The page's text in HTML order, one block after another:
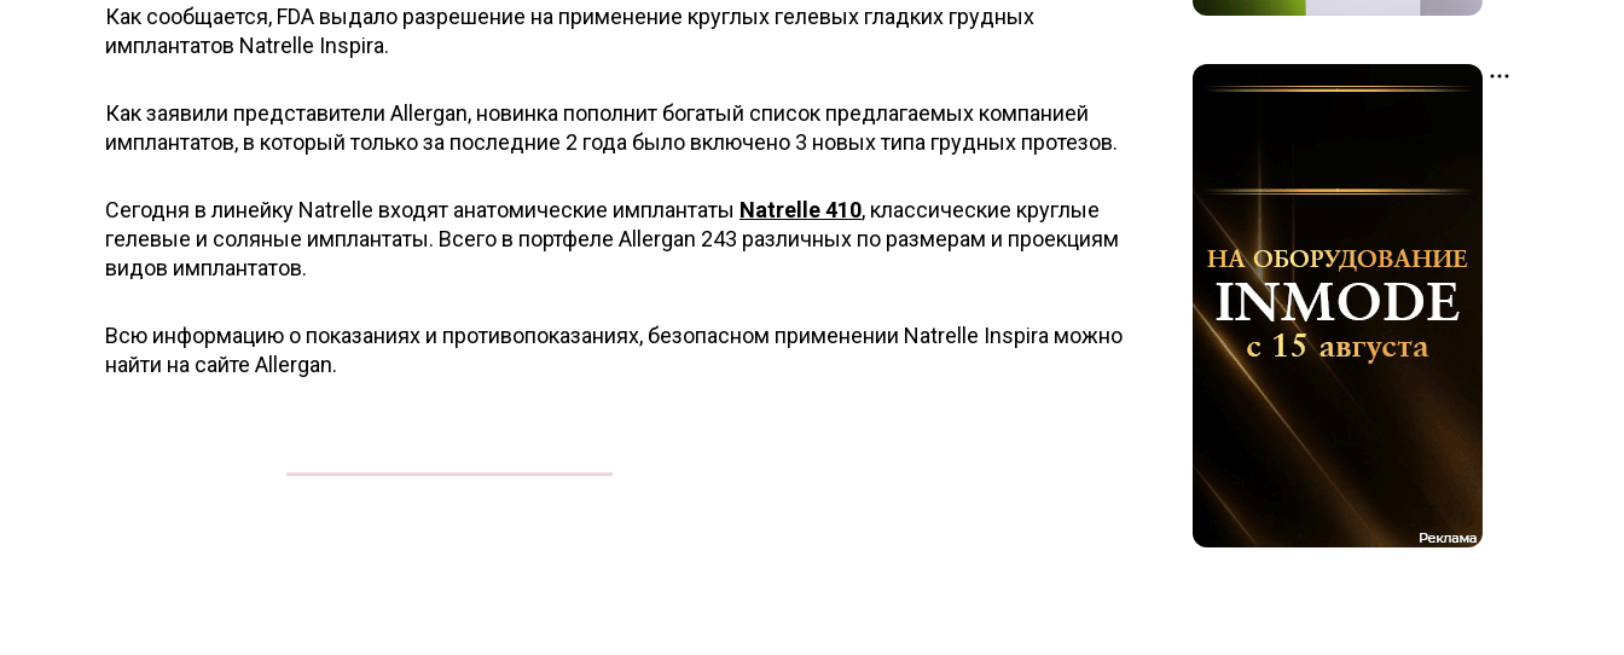
Как сообщается, FDA выдало разрешение на применение круглых гелевых гладких грудных
имплантатов Natrelle Inspira.
Как заявили представители Allergan, новинка пополнит богатый список предлагаемых компанией
имплантатов, в который только за последние 2 года было включено 3 новых типа грудных протезов.
Сегодня в линейку Natrelle входят анатомические имплантаты Natrelle 410, классические круглые
гелевые и соляные имплантаты. Всего в портфеле Allergan 243 различных по размерам и проекциям
видов имплантатов.
Всю информацию о показаниях и противопоказаниях, безопасном применении Natrelle Inspira можно
найти на сайте Allergan.